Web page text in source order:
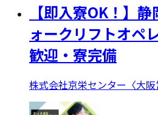
【即入寮OK！】
ォークリフトオペ
歓迎・寮完備
株式会社京栄センター〈大阪